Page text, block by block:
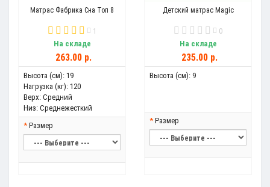
Матрас Фабрика Сна Топ 8
1
На складе
263.00 р.
Высота (см): 19
Нагрузка (кг): 120
Верх: Средний
Низ: Среднежесткий
Размер
Детский матрас Magic
0
На складе
235.00 р.
Высота (см): 9
Размер